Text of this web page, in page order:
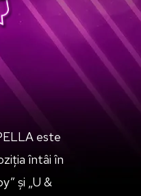
este
întâi în
și „U &